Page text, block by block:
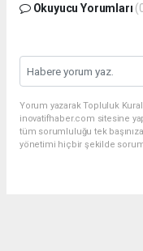
Okuyucu Yorumları
Yorum yazarak Topluluk
inovatifhaber.com sitesine
tüm sorumluluğu tek
yönetimi hiçbir şekilde